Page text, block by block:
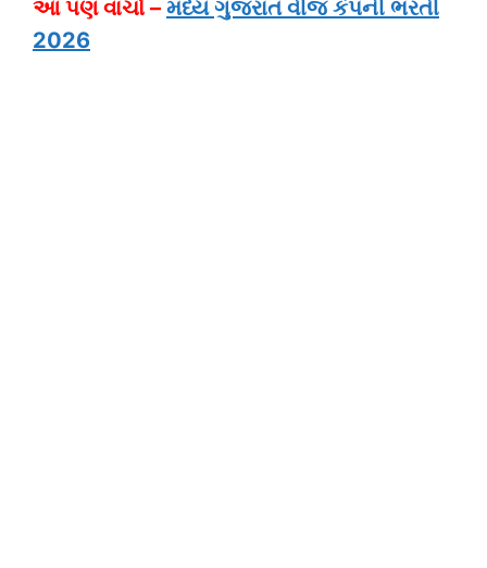
આ પણ વાંચો – મધ્ય ગુજરાત વીજ કંપની ભરતી
2026